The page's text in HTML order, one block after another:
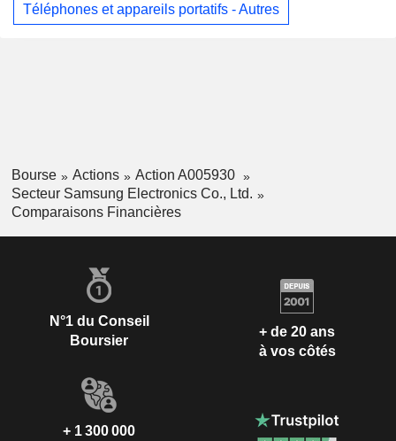
Téléphones et appareils portatifs - Autres
Bourse Actions
Action A005930
Secteur Samsung Electronics Co., Ltd.
Comparaisons Financières
N°1 du Conseil
Boursier
+ de 20 ans
à vos côtés
+ 1 300 000